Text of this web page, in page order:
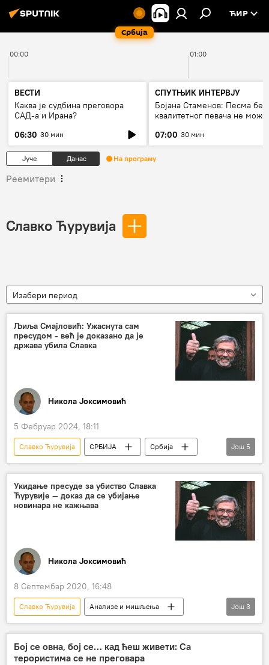
Србија
ЋИР
00:00 01:00
ВЕСТИ
Каква је судбина преговора
САД-а и Ирана?
06:30 30 мин
СПУТЊИК ИНТЕРВЈУ
Бојана Стаменов: Песма без
квалитетног певача не може
07:00 30 мин
Јуче Данас На програму
Реемитери
Славко Ћурувија
Изабери период
Љиља Смајловић: Ужаснута сам
пресудом - већ је доказано да је
држава убила Славка
Никола Јоксимовић
5 Фебруар 2024, 18:11
Славко Ћурувија СРБИЈА
Србија
Србија – друштво
убиство
ослобађајућа пресуда
Апелациони суд
Љиљана Смајловић
Још 5
Укидање пресуде за убиство Славка
Ћурувије — доказ да се убијање
новинара не кажњава
Никола Јоксимовић
8 Септембар 2020, 16:48
Славко Ћурувија
Анализе и мишљења
Коментари и Аналитика
Државна безбедност
суђење
Још 3
Бој се овна, бој се… кад ћеш живети: Са
терористима се не преговара